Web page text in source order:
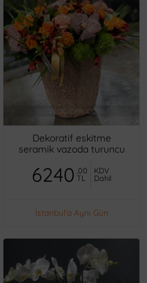
Dekoratif eskitme
seramik vazoda turuncu
6240 ,00
TL
KDV
Dahil
İstanbul'a Aynı Gün